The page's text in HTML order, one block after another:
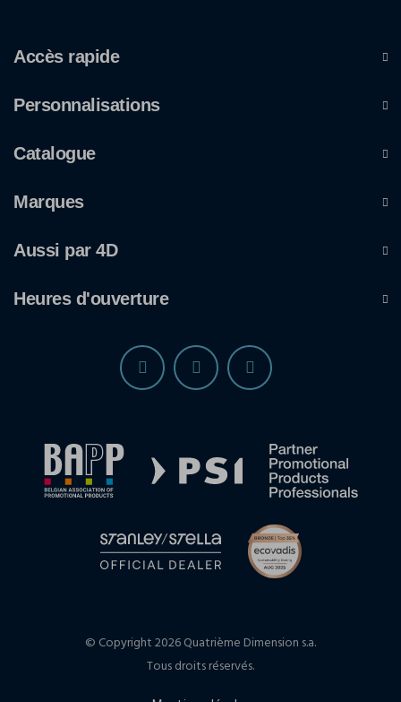
Accès rapide
Personnalisations
Catalogue
Marques
Aussi par 4D
Heures d'ouverture
© Copyright 2026 Quatrième Dimension s.a.
Tous droits réservés.